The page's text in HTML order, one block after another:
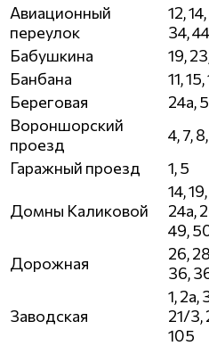
Авиационный
переулок
12,
34,
Бабушкина
19,
Банбана
11,
Береговая
24а,
Вороншорский
проезд
4, 7,
Гаражный проезд
1, 5
Домны Каликовой
14,
24а,
49,
Дорожная
26,
36,
Заводская
1, 2а,
21/3,
105